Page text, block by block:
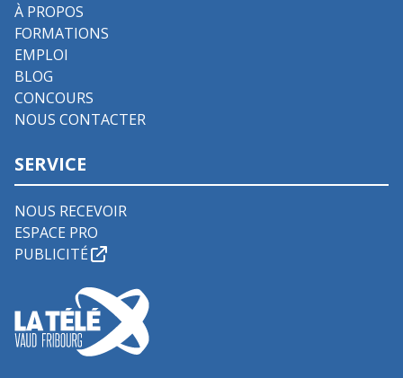
À PROPOS
FORMATIONS
EMPLOI
BLOG
CONCOURS
NOUS CONTACTER
SERVICE
NOUS RECEVOIR
ESPACE PRO
PUBLICITÉ